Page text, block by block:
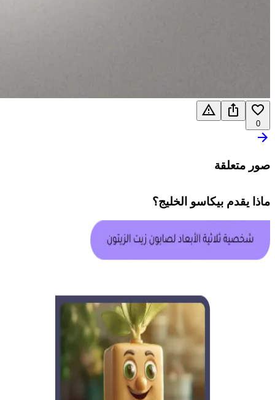
0
صور متعلقة
ماذا يقدم بيكاسو الخليج؟